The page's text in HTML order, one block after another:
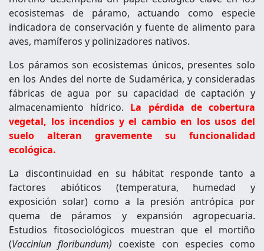
ecosistemas de páramo, actuando como especie
indicadora de conservación y fuente de alimento para
aves, mamíferos y polinizadores nativos.
Los páramos son ecosistemas únicos, presentes solo
en los Andes del norte de Sudamérica, y consideradas
fábricas de agua por su capacidad de captación y
almacenamiento hídrico. La pérdida de cobertura
vegetal, los incendios y el cambio en los usos del
suelo alteran gravemente su funcionalidad
ecológica.
La discontinuidad en su hábitat responde tanto a
factores abióticos (temperatura, humedad y
exposición solar) como a la presión antrópica por
quema de páramos y expansión agropecuaria.
Estudios fitosociológicos muestran que el mortiño
(Vacciniun floribundum) coexiste con especies como